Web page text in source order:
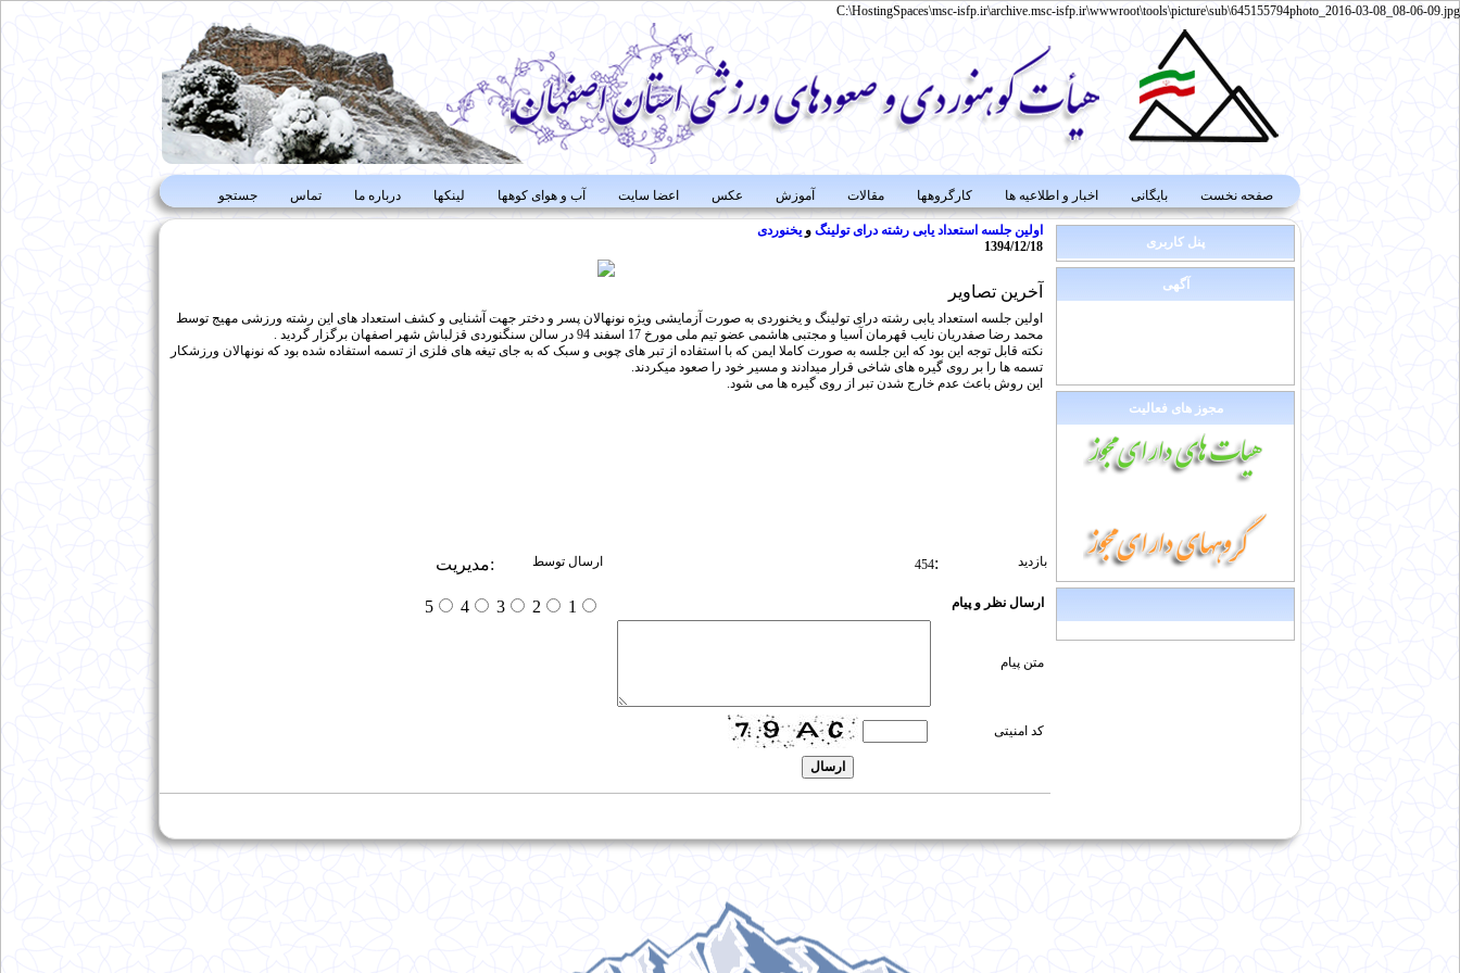
C:\HostingSpaces\msc-isfp.ir\archive.msc-isfp.ir\wwwroot\tools\picture\sub\645155794photo_2016-03-08_08-06-09.jpg
صفحه نخست بایگانی اخبار و اطلاعیه ها کارگروهها مقالات آموزش عکس اعضا سایت آب و هوای کوهها لینکها درباره ما تماس جستجو
پنل کاربری
آگهی
مجوز های فعالیت
اولین جلسه استعداد یابی رشته درای تولینگ ویخنوردی
1394/12/18
آخرین تصاویر
اولین جلسه استعداد یابی رشته درای تولینگ و یخنوردی به صورت آزمایشی ویژه نونهالان پسر و دختر جهت آشنایی و کشف استعداد های این رشته ورزشی مهیج توسط
محمد رضا صفدریان نایب قهرمان آسیا و مجتبی هاشمی عضو تیم ملی مورخ 17 اسفند 94 در سالن سنگنوردی قزلباش شهر اصفهان برگزار گردید .
نکته قابل توجه این بود که این جلسه به صورت کاملا ایمن که با استفاده از تبر های چوبی و سبک که به جای تیغه های فلزی از تسمه استفاده شده بود که نونهالان ورزشکار
تسمه ها را بر روی گیره های شاخی قرار میدادند و مسیر خود را صعود میکردند.
این روش باعث عدم خارج شدن تبر از روی گیره ها می شود.
بازدید :
454 ارسال توسط :مدیریت
ارسال نظر و پیام
متن پیام
کد امنیتی
1
2
3
4
5